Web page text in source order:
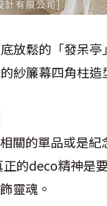
放鬆的「發呆
紗簾幕四角柱
關的單品或是
的deco精神是
靈魂。